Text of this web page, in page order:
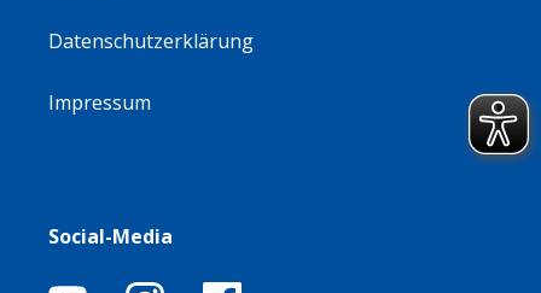
Datenschutzerklärung
Impressum
Social-Media